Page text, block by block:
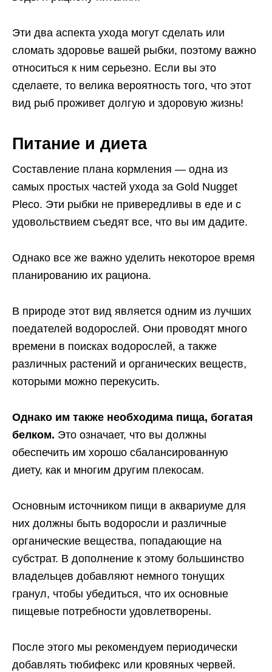
Эти два аспекта ухода могут сделать или
сломать здоровье вашей рыбки, поэтому важно
относиться к ним серьезно. Если вы это
сделаете, то велика вероятность того, что этот
вид рыб проживет долгую и здоровую жизнь!
Питание и диета
Составление плана кормления — одна из
самых простых частей ухода за Gold Nugget
Pleco. Эти рыбки не привередливы в еде и с
удовольствием съедят все, что вы им дадите.
Однако все же важно уделить некоторое время
планированию их рациона.
В природе этот вид является одним из лучших
поедателей водорослей. Они проводят много
времени в поисках водорослей, а также
различных растений и органических веществ,
которыми можно перекусить.
Однако им также необходима пища, богатая
белком. Это означает, что вы должны
обеспечить им хорошо сбалансированную
диету, как и многим другим плекосам.
Основным источником пищи в аквариуме для
них должны быть водоросли и различные
органические вещества, попадающие на
субстрат. В дополнение к этому большинство
владельцев добавляют немного тонущих
гранул, чтобы убедиться, что их основные
пищевые потребности удовлетворены.
После этого мы рекомендуем периодически
добавлять тюбифекс или кровяных червей.